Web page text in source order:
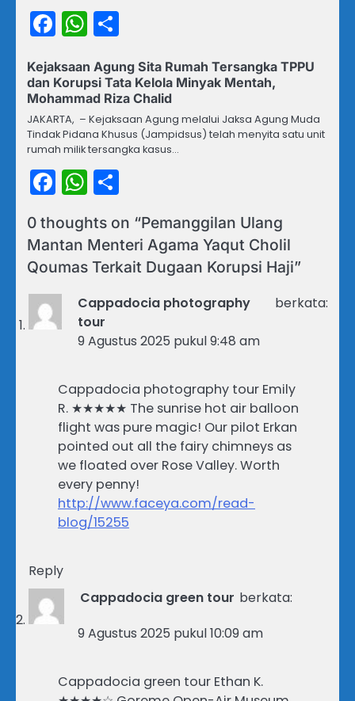
Facebook
WhatsApp
Kejaksaan Agung Sita Rumah Tersangka TPPU
dan Korupsi Tata Kelola Minyak Mentah,
Mohammad Riza Chalid
JAKARTA, – Kejaksaan Agung melalui Jaksa Agung Muda
Tindak Pidana Khusus (Jampidsus) telah menyita satu unit
rumah milik tersangka kasus…
Facebook
WhatsApp
0 thoughts on “Pemanggilan Ulang
Mantan Menteri Agama Yaqut Cholil
Qoumas Terkait Dugaan Korupsi Haji”
Cappadocia photography
tour
berkata:
9 Agustus 2025 pukul 9:48 am
Cappadocia photography tour Emily
R. ★★★★★ The sunrise hot air balloon
flight was pure magic! Our pilot Erkan
pointed out all the fairy chimneys as
we floated over Rose Valley. Worth
every penny!
http://www.faceya.com/read-
blog/15255
Reply
Cappadocia green tour berkata:
9 Agustus 2025 pukul 10:09 am
Cappadocia green tour Ethan K.